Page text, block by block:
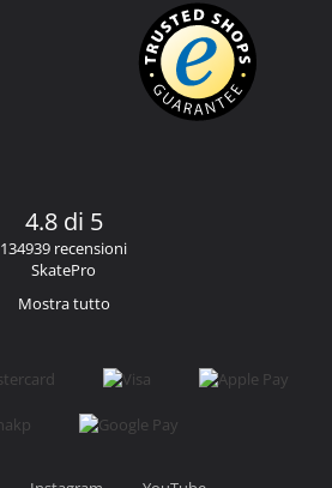
4.8 di 5
134939 recensioni
SkatePro
Mostra tutto